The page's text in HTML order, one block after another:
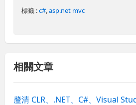
標籤 :c# ,asp.net mvc
相關文章
釐清 CLR、.NET、C#、Visual